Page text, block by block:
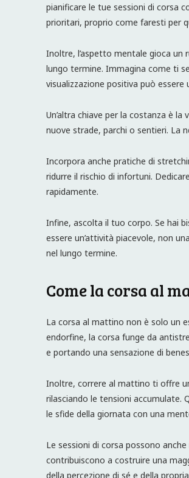
pianificare le tue sessioni di corsa
prioritari, proprio come faresti per
Inoltre, l’aspetto mentale gioca un
lungo termine. Immagina come ti
visualizzazione positiva può
Un’altra chiave per la costanza è
nuove strade, parchi o sentieri. La
Incorpora anche pratiche di
ridurre il rischio di infortuni.
rapidamente.
Infine, ascolta il tuo corpo. Se hai
essere un’attività piacevole, non
nel lungo termine.
Come la corsa al
La corsa al mattino non è solo un
endorfine, la corsa funge da
e portando una sensazione di
Inoltre, correre al mattino ti offre
rilasciando le tensioni accumulate.
le sfide della giornata con una
Le sessioni di corsa possono
contribuiscono a costruire una
della percezione di sé e della